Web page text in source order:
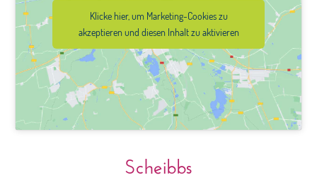
Klicke hier, um Marketing-Cookies zu
akzeptieren und diesen Inhalt zu aktivieren
Scheibbs